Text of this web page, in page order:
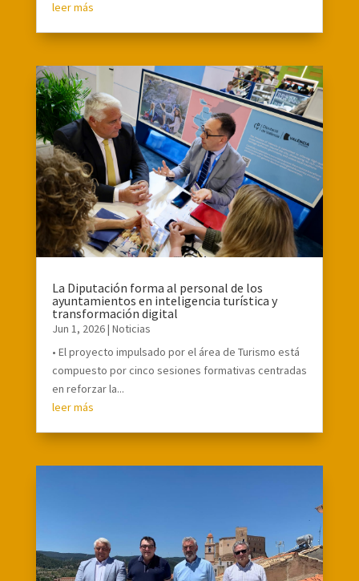
leer más
La Diputación forma al personal de los
ayuntamientos en inteligencia turística y
transformación digital
Jun 1, 2026| Noticias
• El proyecto impulsado por el área de Turismo está
compuesto por cinco sesiones formativas centradas
en reforzar la...
leer más